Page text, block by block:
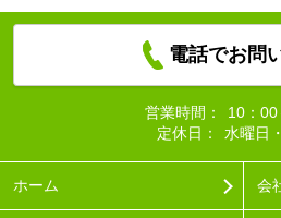
電話でお問
営業時間：
10：
定休日：
水曜日
ホーム 会